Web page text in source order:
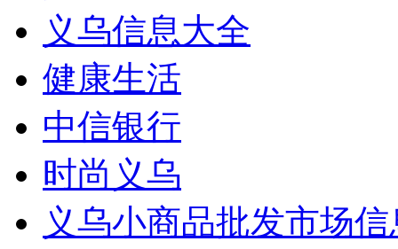
义乌信息大全
健康生活
中信银行
时尚义乌
义乌小商品批发市场